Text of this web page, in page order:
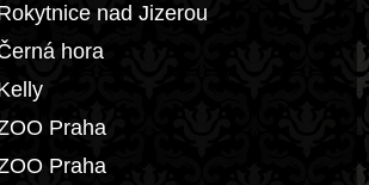
nad Jizerou
hora
Praha
Praha